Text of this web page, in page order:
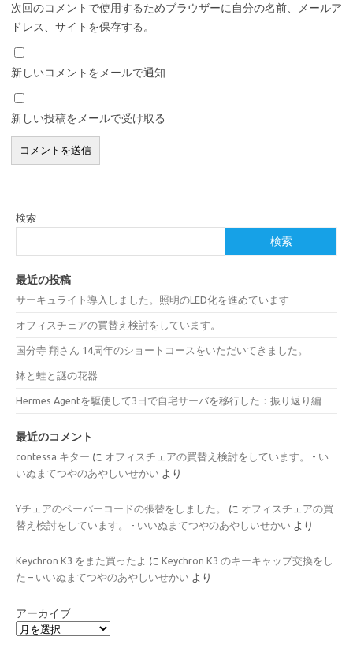
次回のコメントで使用するためブラウザーに自分の名前、メールア
ドレス、サイトを保存する。
新しいコメントをメールで通知
新しい投稿をメールで受け取る
検索
検索
最近の投稿
サーキュライト導入しました。照明のLED化を進めています
オフィスチェアの買替え検討をしています。
国分寺 翔さん 14周年のショートコースをいただいてきました。
鉢と蛙と謎の花器
Hermes Agentを駆使して3日で自宅サーバを移行した：振り返り編
最近のコメント
contessa キター に オフィスチェアの買替え検討をしています。 - い
いぬまてつやのあやしいせかい より
Yチェアのペーパーコードの張替をしました。 に オフィスチェアの買
替え検討をしています。 - いいぬまてつやのあやしいせかい より
Keychron K3 をまた買ったよ に Keychron K3 のキーキャップ交換をし
た – いいぬまてつやのあやしいせかい より
アーカイブ